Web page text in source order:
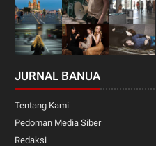
JURNAL BANUA
Tentang Kami
Pedoman Media Siber
Redaksi